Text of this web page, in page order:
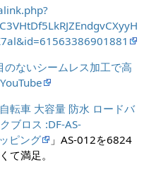
ないシームレス加工で高
転車 大容量 防水 ロードバ
ブロス :DF-AS-
ピング
」AS-012を6824
て満足。